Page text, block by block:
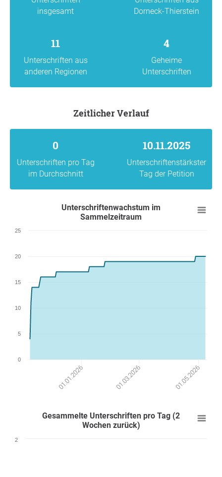
insgesamt
Dorneck-Thierstein
11
Unterschriften aus
anderen Regionen
4
Geheime
Unterschriften
Zeitlicher Verlauf
0
Unterschriften pro Tag
im Durchschnitt
10.11.2025
Unterschriftenstärkster
Tag der Petition
Unterschriftenwachstum im
Sammelzeitraum
01.01.2026 01.03.2026 01.05.2026
0
5
10
15
20
25
Gesammelte Unterschriften pro Tag (2
Wochen zurück)
2